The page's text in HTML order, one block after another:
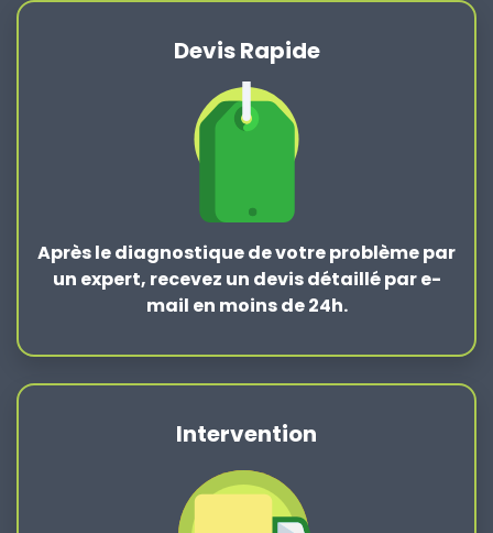
Devis Rapide
Après lediagnostique de votre problèmepar
un expert, recevez un devis détaillé par e-
mail en moins de 24h.
Intervention